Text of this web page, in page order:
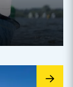
Zanden